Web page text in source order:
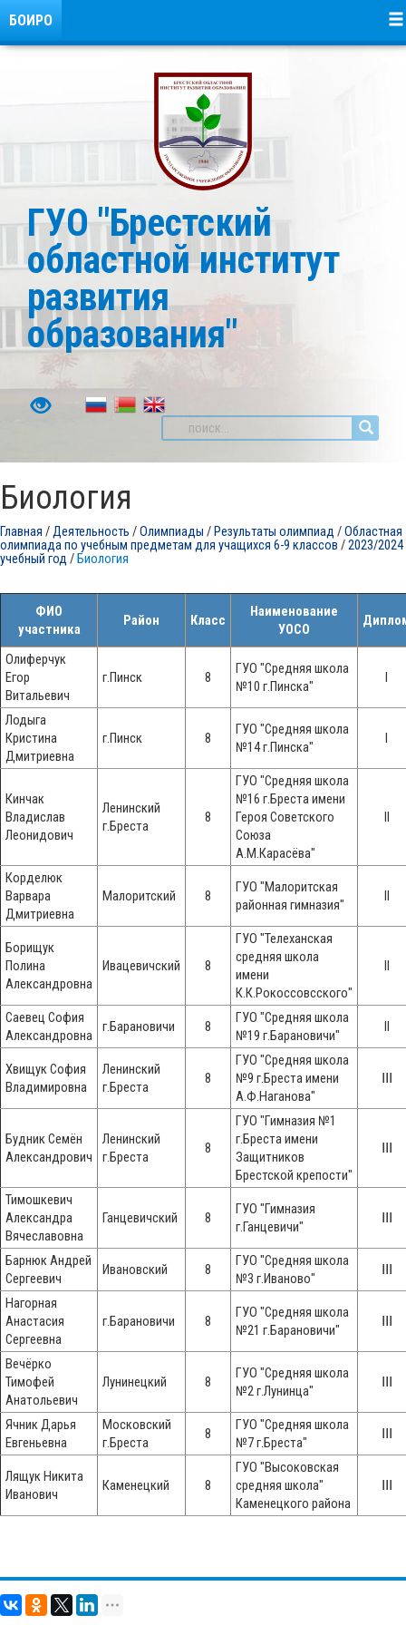
ГУО "Брестский
областной институт
развития
образования"
БОИРО
Биология
Главная /Деятельность /Олимпиады / Результаты олимпиад /Областная
олимпиада по учебным предметам для учащихся 6-9 классов /2023/2024
учебный год / Биология
ФИО
участника
Район Класс
Наименование
УОСО
Олиферчук
Егор
Витальевич
г.Пинск 8
ГУО "Средняя школа
№10 г.Пинска"
I
Лодыга
Кристина
Дмитриевна
г.Пинск 8
ГУО "Средняя школа
№14 г.Пинска"
I
Кинчак
Владислав
Леонидович
Ленинский
г.Бреста
8
ГУО "Средняя школа
№16 г.Бреста имени
Героя Советского
Союза
А.М.Карасёва"
II
Корделюк
Варвара
Дмитриевна
Малоритский 8
ГУО "Малоритская
районная гимназия"
II
Борищук
Полина
Александровна
Ивацевичский 8
ГУО "Телеханская
средняя школа
имени
К.К.Рокоссовсского"
II
Саевец София
Александровна
г.Барановичи 8
ГУО "Средняя школа
№19 г.Барановичи"
II
Хвищук София
Владимировна
Ленинский
г.Бреста
8
ГУО "Средняя школа
№9 г.Бреста имени
А.Ф.Наганова"
ⅠⅠⅠ
Будник Семён
Александрович
Ленинский
г.Бреста
8
ГУО "Гимназия №1
г.Бреста имени
Защитников
Брестской крепости"
ⅠⅠⅠ
Тимошкевич
Александра
Вячеславовна
Ганцевичский 8
ГУО "Гимназия
г.Ганцевичи"
ⅠⅠⅠ
Барнюк Андрей
Сергеевич
Ивановский 8
ГУО "Средняя школа
№3 г.Иваново"
ⅠⅠⅠ
Нагорная
Анастасия
Сергеевна
г.Барановичи 8
ГУО "Средняя школа
№21 г.Барановичи"
ⅠⅠⅠ
Вечёрко
Тимофей
Анатольевич
Лунинецкий 8
ГУО "Средняя школа
№2 г.Лунинца"
ⅠⅠⅠ
Ячник Дарья
Евгеньевна
Московский
г.Бреста
8
ГУО "Средняя школа
№7 г.Бреста"
ⅠⅠⅠ
Лящук Никита
Иванович
Каменецкий 8
ГУО "Высоковская
средняя школа"
Каменецкого района
ⅠⅠⅠ